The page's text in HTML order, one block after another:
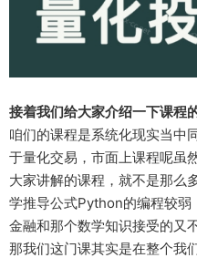
接着我们给大家介绍一下课程
咱们的课程是系统化现实当中
于量化交易，市面上课程呢虽
大家讲解的课程，就不是那么
学推导公式Python的编程较弱
金融和那个数学知识接受的又
那我们这门课其实是在整个我